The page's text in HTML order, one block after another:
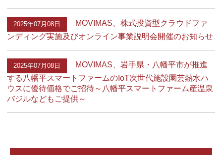
2025年07月08日
MOVIMAS、株式投資型クラウドファ
ンディング実施及びオンライン事業説明会開催のお知らせ
2025年07月08日
MOVIMAS、岩手県・八幡平市が推進
する八幡平スマートファームのIoT次世代施設園芸熱水ハ
ウスに優待価格でご招待～八幡平スマートファーム産温泉
バジルなどもご提供～